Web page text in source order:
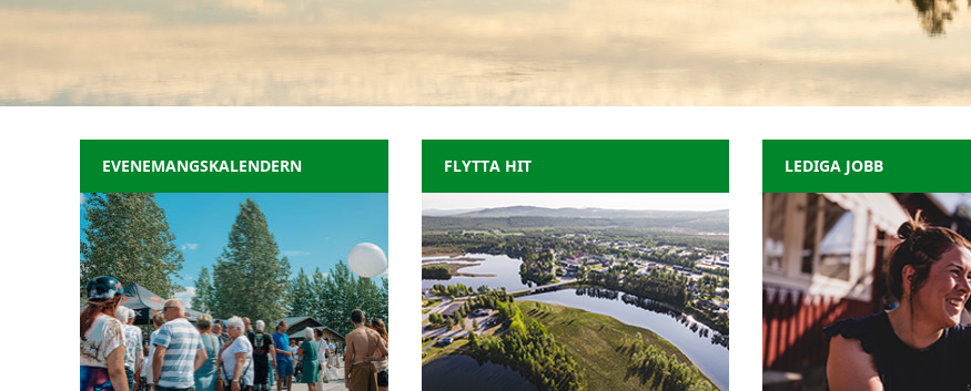
EVENEMANGSKALENDERN FLYTTA HIT LEDIGA JOBB